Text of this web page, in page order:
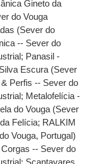
Gineto da
do Vouga
(Sever do
-- Sever do
; Panasil -
Escura (Sever
Perfis -- Sever do
; Metalofelícia -
do Vouga (Sever
Felícia; RALKIM
Vouga, Portugal)
-- Sever do
; Scantavares